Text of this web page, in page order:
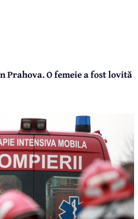
Prahova. O femeie a fost lovită